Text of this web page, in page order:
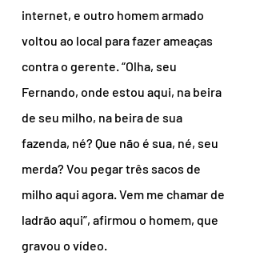
internet, e outro homem armado
voltou ao local para fazer ameaças
contra o gerente. “Olha, seu
Fernando, onde estou aqui, na beira
de seu milho, na beira de sua
fazenda, né? Que não é sua, né, seu
merda? Vou pegar três sacos de
milho aqui agora. Vem me chamar de
ladrão aqui”, afirmou o homem, que
gravou o vídeo.